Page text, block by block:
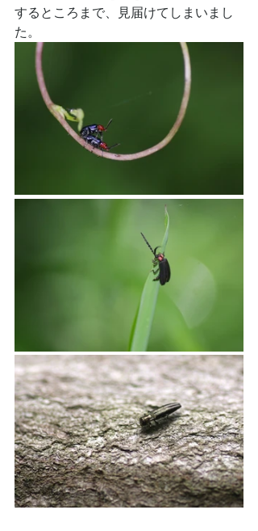
するところまで、見届けてしまいまし
た。